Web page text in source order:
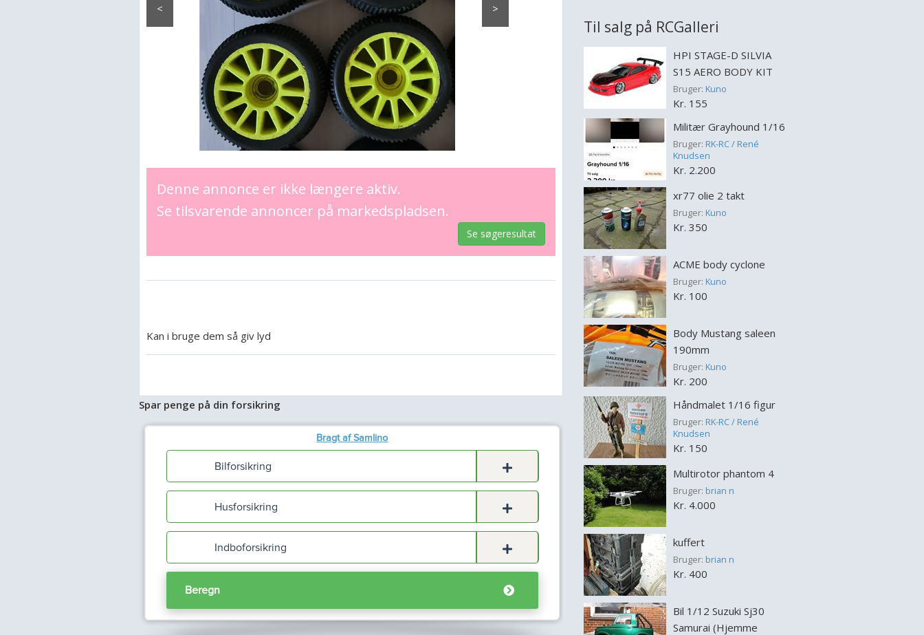
< >
Denne annonce er ikke længere aktiv.
Se tilsvarende annoncer på markedspladsen.
Se søgeresultat
Kan i bruge dem så giv lyd
Spar penge på din forsikring
Til salg på RCGalleri
HPI STAGE-D SILVIA
S15 AERO BODY KIT
Bruger: Kuno
Kr. 155
Militær Grayhound 1/16
Bruger: RK-RC / René
Knudsen
Kr. 2.200
xr77 olie 2 takt
Bruger: Kuno
Kr. 350
ACME body cyclone
Bruger: Kuno
Kr. 100
Body Mustang saleen
190mm
Bruger: Kuno
Kr. 200
Håndmalet 1/16 figur
Bruger: RK-RC / René
Knudsen
Kr. 150
Multirotor phantom 4
Bruger: brian n
Kr. 4.000
kuffert
Bruger: brian n
Kr. 400
Bil 1/12 Suzuki Sj30
Samurai (Hjemme